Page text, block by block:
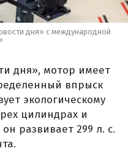
дня» с международной
дня», мотор имеет
впрыск
экологическому
цилиндрах и
развивает 299 л. с.